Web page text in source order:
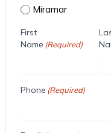
Miramar
First
Name (Required)
Phone (Required)